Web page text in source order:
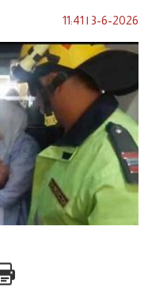
3-6-2026
|
11:41